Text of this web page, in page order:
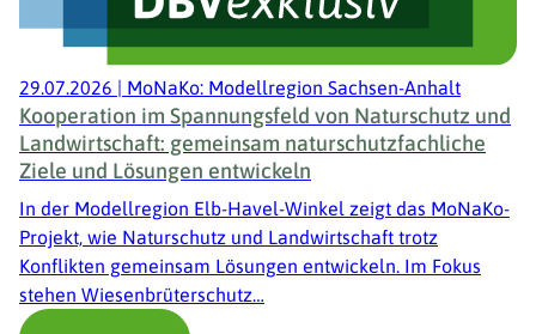
29.07.2026 | MoNaKo: Modellregion Sachsen-Anhalt
Kooperation im Spannungsfeld von Naturschutz und
Landwirtschaft: gemeinsam naturschutzfachliche
Ziele und Lösungen entwickeln
In der Modellregion Elb-Havel-Winkel zeigt das MoNaKo-
Projekt, wie Naturschutz und Landwirtschaft trotz
Konflikten gemeinsam Lösungen entwickeln. Im Fokus
stehen Wiesenbrüterschutz…